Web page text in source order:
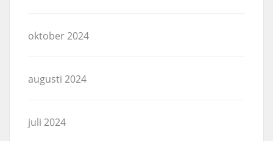
oktober 2024
augusti 2024
juli 2024